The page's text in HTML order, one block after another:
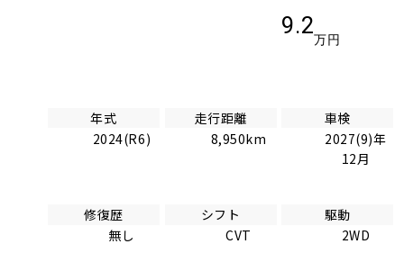
9.2
万円
年式
2024(R6)
走行距離
8,950km
車検
2027(9)年
12月
修復歴
無し
シフト
CVT
駆動
2WD